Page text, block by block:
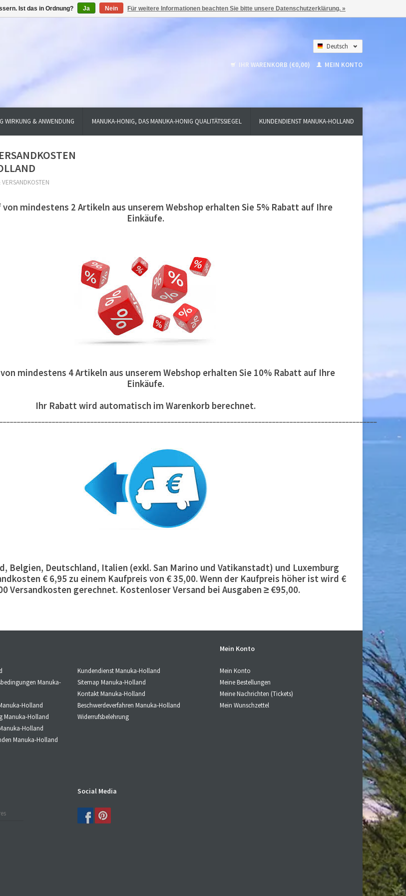
Deutsch
English
IHR WARENKORB (€0,00) MEIN KONTO
WIRKUNG & ANWENDUNG MANUKA-HONIG, DAS MANUKA-HONIG QUALITÄTSSIEGEL KUNDENDIENST MANUKA-HOLLAND
von mindestens 2 Artikeln aus unserem Webshop erhalten Sie 5% Rabatt auf Ihre
Einkäufe.
mindestens 4 Artikeln aus unserem Webshop erhalten Sie 10% Rabatt auf Ihre
Einkäufe.
Ihr Rabatt wird automatisch im Warenkorb berechnet.
______________________________________________
Belgien, Deutschland, Italien (exkl. San Marino und Vatikanstadt) und Luxemburg
€ 6,95 zu einem Kaufpreis von € 35,00. Wenn der Kaufpreis höher ist wird €
Versandkosten gerechnet. Kostenloser Versand bei Ausgaben ≥ €95,00.
Manuka-
Holland
Manuka-Holland
Holland
Manuka-Holland
Kundendienst Manuka-Holland
Sitemap Manuka-Holland
Kontakt Manuka-Holland
Beschwerdeverfahren Manuka-Holland
Widerrufsbelehrung
Mein Konto
Mein Konto
Meine Bestellungen
Meine Nachrichten (Tickets)
Mein Wunschzettel
Social Media
Ist das in Ordnung? Ja Nein Für weitere Informationen beachten Sie bitte unsere Datenschutzerklärung. »